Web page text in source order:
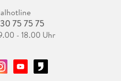
75 75 75
- 18.00 Uhr